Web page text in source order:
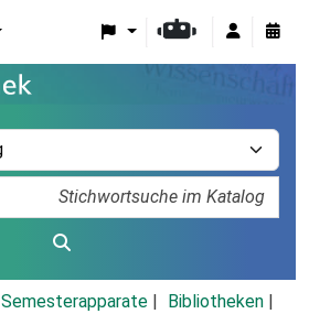
Semesterapparate
Bibliotheken